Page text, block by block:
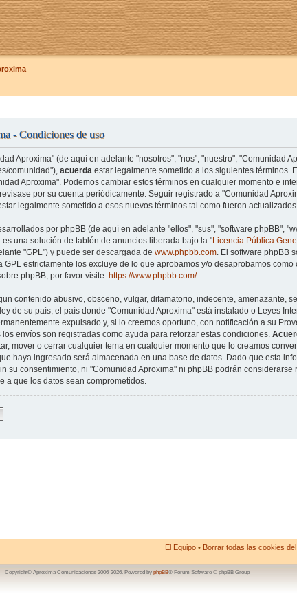
- Condiciones de uso
Aproxima" (de aquí en adelante "nosotros", "nos", "nuestro", "Comunidad
comunidad"), acuerdaestar legalmente sometido a los siguientes términos.
Aproxima". Podemos cambiar estos términos en cualquier momento e
por su cuenta periódicamente. Seguir registrado a "Comunidad
legalmente sometido a esos nuevos términos tal como fueron
por phpBB (de aquí en adelante "ellos", "sus", "software phpBB",
es una solución de tablón de anuncios liberada bajo la "Licencia Pública
"GPL") y puede ser descargada de www.phpbb.com. El software phpBB
GPL estrictamente los excluye de lo que aprobamos y/o desaprobamos
phpBB, por favor visite: https://www.phpbb.com/.
contenido abusivo, obsceno, vulgar, difamatorio, indecente, amenazante,
de su país, el país donde "Comunidad Aproxima" está instalado o Leyes
expulsado y, si lo creemos oportuno, con notificación a su
envíos son registradas como ayuda para reforzar estas condiciones.
mover o cerrar cualquier tema en cualquier momento que lo creamos
haya ingresado será almacenada en una base de datos. Dado que esta
su consentimiento, ni "Comunidad Aproxima" ni phpBB podrán
a que los datos sean comprometidos.
El Equipo • Borrar todas las cookies del
Copyright© Aproxima Comunicaciones 2006-2026. Powered by phpBB® Forum Software © phpBB Group